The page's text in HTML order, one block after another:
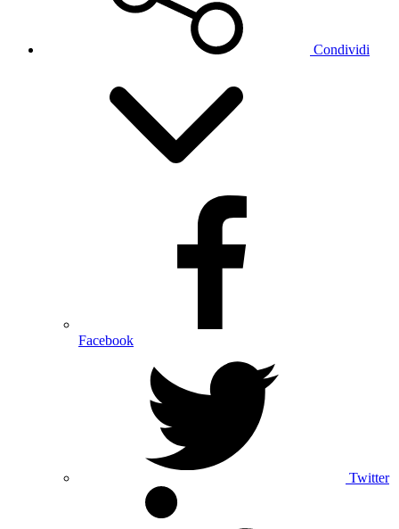
Condividi
Facebook
Twitter